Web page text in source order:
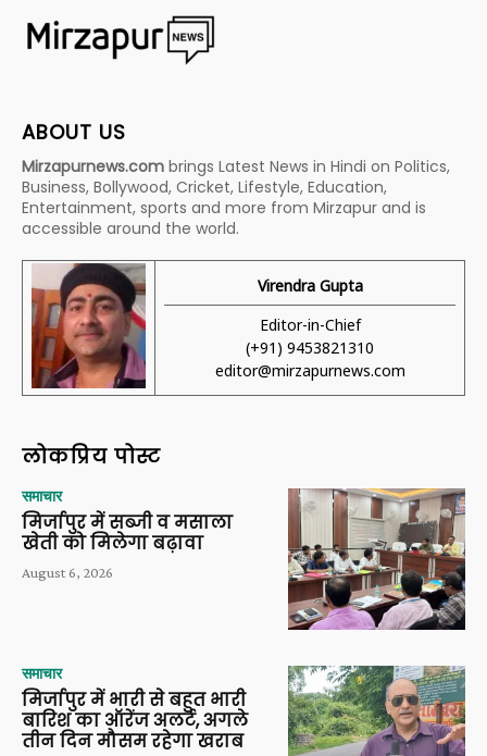
ABOUT US
Mirzapurnews.com brings Latest News in Hindi on Politics,
Business, Bollywood, Cricket, Lifestyle, Education,
Entertainment, sports and more from Mirzapur and is
accessible around the world.
Virendra Gupta
Editor-in-Chief
(+91) 9453821310
editor@mirzapurnews.com
लोकप्रिय पोस्ट
समाचार
मिर्जापुर में सब्जी व मसाला
खेती को मिलेगा बढ़ावा
August 6, 2026
समाचार
मिर्जापुर में भारी से बहुत भारी
बारिश का ऑरेंज अलर्ट, अगले
तीन दिन मौसम रहेगा खराब